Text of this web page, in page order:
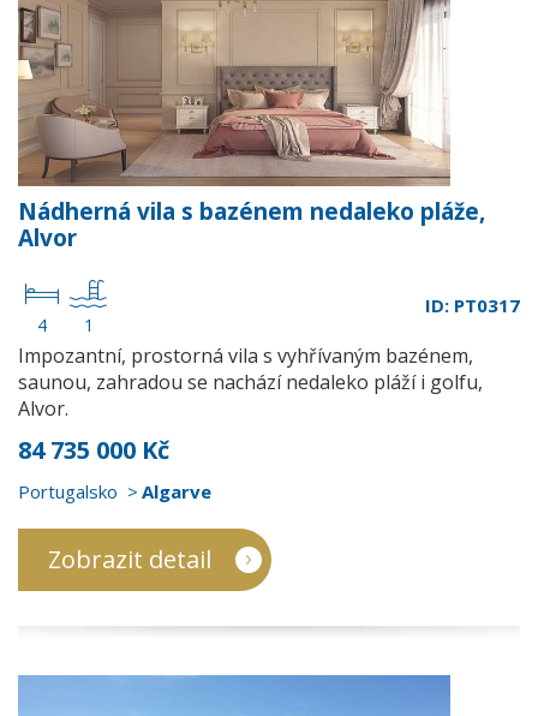
Nádherná vila s bazénem nedaleko pláže,
Alvor
4 1
ID: PT0317
Impozantní, prostorná vila s vyhřívaným bazénem,
saunou, zahradou se nachází nedaleko pláží i golfu,
Alvor.
84 735 000 Kč
Portugalsko Algarve
Zobrazit detail